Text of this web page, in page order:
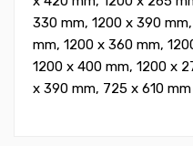
330 mm, 1200 x 390
mm, 1200 x 360 mm,
1200 x 400 mm, 1200 x
x 390 mm, 725 x 610